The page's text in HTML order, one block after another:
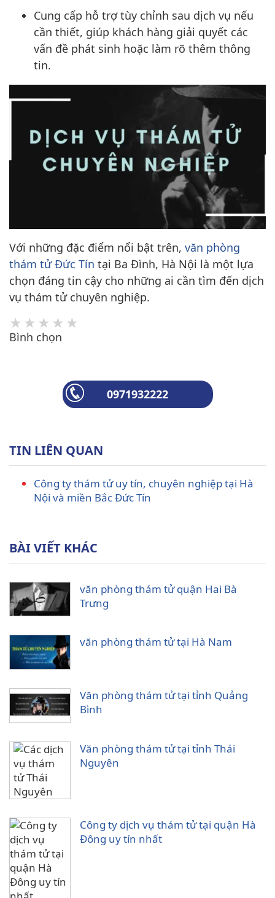
Cung cấp hỗ trợ tùy chỉnh sau dịch vụ nếu
cần thiết, giúp khách hàng giải quyết các
vấn đề phát sinh hoặc làm rõ thêm thông
tin.
Với những đặc điểm nổi bật trên, văn phòng
thám tử Đức Tín tại Ba Đình, Hà Nội là một lựa
chọn đáng tin cậy cho những ai cần tìm đến dịch
vụ thám tử chuyên nghiệp.
Bình chọn
0971932222
TIN LIÊN QUAN
Công ty thám tử uy tín, chuyên nghiệp tại Hà
Nội và miền Bắc Đức Tín
BÀI VIẾT KHÁC
văn phòng thám tử quận Hai Bà
Trưng
văn phòng thám tử tại Hà Nam
Văn phòng thám tử tại tỉnh Quảng
Bình
Văn phòng thám tử tại tỉnh Thái
Nguyên
Công ty dịch vụ thám tử tại quận Hà
Đông uy tín nhất